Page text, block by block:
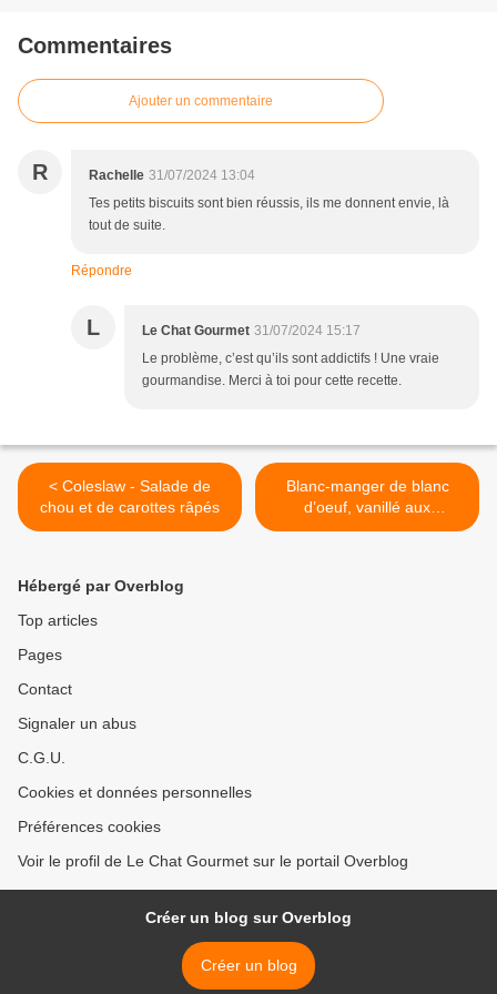
Commentaires
Ajouter un commentaire
R Rachelle 31/07/2024 13:04
Tes petits biscuits sont bien réussis, ils me donnent envie, là
tout de suite.
Répondre
L Le Chat Gourmet 31/07/2024 15:17
Le problème, c’est qu’ils sont addictifs ! Une vraie
gourmandise. Merci à toi pour cette recette.
< Coleslaw - Salade de
chou et de carottes râpés
Blanc-manger de blanc
d’oeuf, vanillé aux
framboises de Christian Le
Hébergé par Overblog
Top articles
Pages
Contact
Signaler un abus
C.G.U.
Cookies et données personnelles
Préférences cookies
Voir le profil de Le Chat Gourmet sur le portail Overblog
Créer un blog sur Overblog
Créer un blog